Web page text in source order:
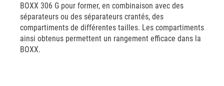
BOXX 306 G pour former, en combinaison avec des
séparateurs ou des séparateurs crantés, des
compartiments de différentes tailles. Les compartiments
ainsi obtenus permettent un rangement efficace dans la
BOXX.